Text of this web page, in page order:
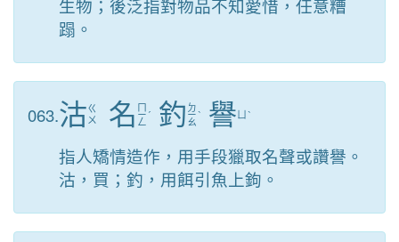
生物；後泛指對物品不知愛惜，任意糟
蹋。
063.沽ㄍ
ㄨ
名 ㄇ
ㄧ
ㄥ
ˊ 釣 ㄉ
ㄧ
ㄠ
ˋ 譽 ˋ
指人矯情造作，用手段獵取名聲或讚譽。
沽，買；釣，用餌引魚上鉤。